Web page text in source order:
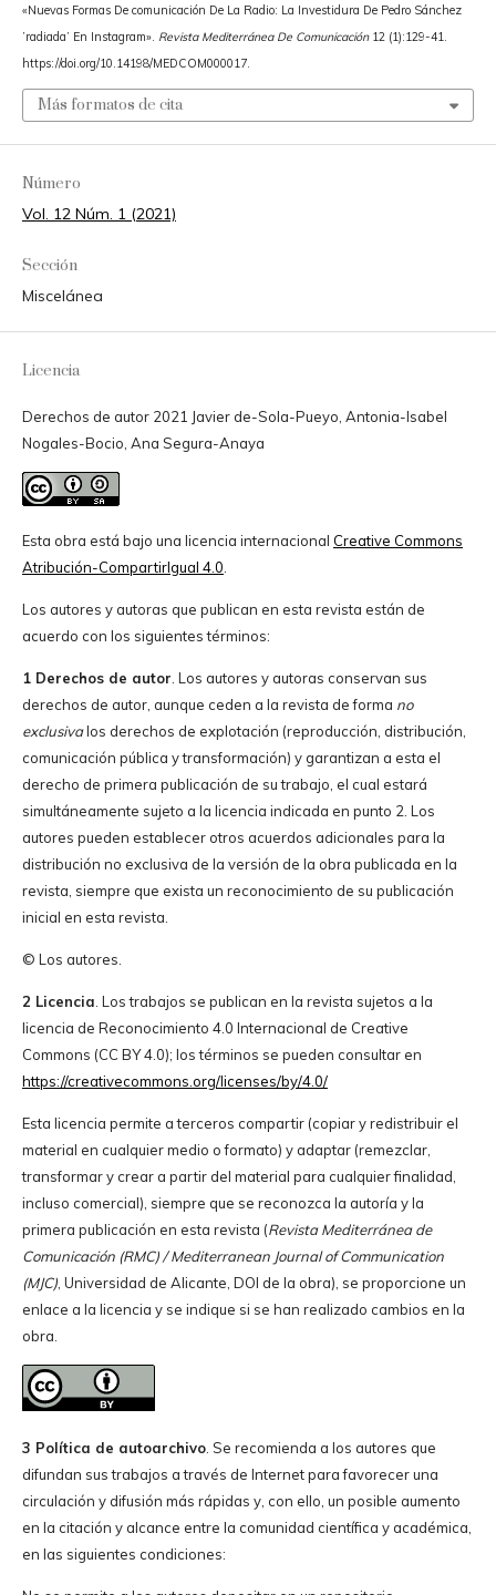
«Nuevas Formas De comunicación De La Radio: La Investidura De Pedro Sánchez
’radiada’ En Instagram». Revista Mediterránea De Comunicación12 (1):129-41.
https://doi.org/10.14198/MEDCOM000017.
Más formatos de cita
Número
Vol. 12 Núm. 1 (2021)
Sección
Miscelánea
Licencia
Derechos de autor 2021 Javier de-Sola-Pueyo, Antonia-Isabel
Nogales-Bocio, Ana Segura-Anaya
Esta obra está bajo una licencia internacional Creative Commons
Atribución-CompartirIgual 4.0
Los autores y autoras que publican en esta revista están de
acuerdo con los siguientes términos:
1 Derechos de autor . Los autores y autoras conservan sus
derechos de autor, aunque ceden a la revista de forma no
exclusivalos derechos de explotación (reproducción, distribución,
comunicación pública y transformación) y garantizan a esta el
derecho de primera publicación de su trabajo, el cual estará
simultáneamente sujeto a la licencia indicada en punto 2. Los
autores pueden establecer otros acuerdos adicionales para la
distribución no exclusiva de la versión de la obra publicada en la
revista, siempre que exista un reconocimiento de su publicación
inicial en esta revista.
© Los autores.
2 Licencia . Los trabajos se publican en la revista sujetos a la
licencia de Reconocimiento 4.0 Internacional de Creative
Commons (CC BY 4.0); los términos se pueden consultar en
https://creativecommons.org/licenses/by/4.0/
Esta licencia permite a terceros compartir (copiar y redistribuir el
material en cualquier medio o formato) y adaptar (remezclar,
transformar y crear a partir del material para cualquier finalidad,
incluso comercial), siempre que se reconozca la autoría y la
primera publicación en esta revista (Revista Mediterránea de
Comunicación (RMC) / Mediterranean Journal of Communication
(MJC), Universidad de Alicante, DOI de la obra), se proporcione un
enlace a la licencia y se indique si se han realizado cambios en la
obra.
3 Política de autoarchivo. Se recomienda a los autores que
difundan sus trabajos a través de Internet para favorecer una
circulación y difusión más rápidas y, con ello, un posible aumento
en la citación y alcance entre la comunidad científica y académica,
en las siguientes condiciones: